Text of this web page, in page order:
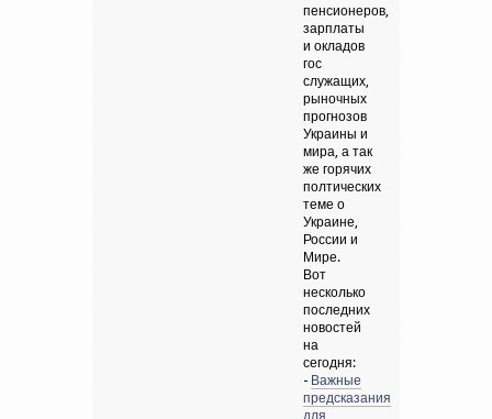
пенсионеров,
зарплаты
и окладов
гос
служащих,
рыночных
прогнозов
Украины и
мира, а так
же горячих
полтических
теме о
Украине,
России и
Мире.
Вот
несколько
последних
новостей
на
сегодня:
- Важные
предсказания
для